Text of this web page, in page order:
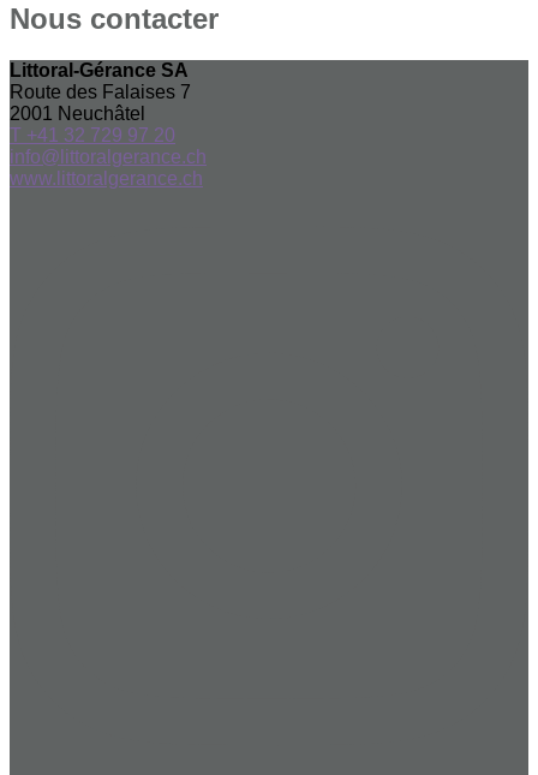
Nous contacter
Littoral-Gérance SA
Route des Falaises 7
2001
Neuchâtel
T +41 32 729 97 20
info@littoralgerance.ch
www.littoralgerance.ch